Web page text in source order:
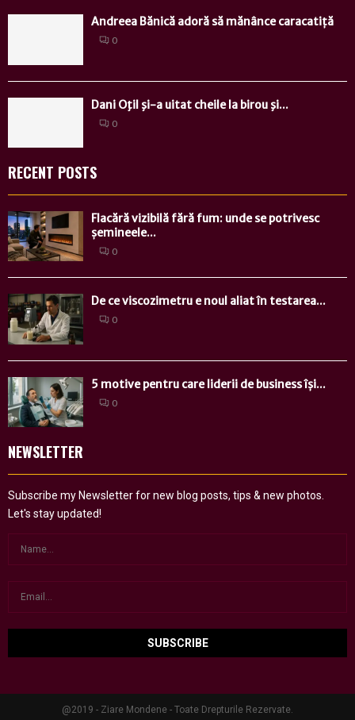
Andreea Bănică adoră să mănânce caracatiță
0
Dani Oţil şi-a uitat cheile la birou şi...
0
RECENT POSTS
Flacără vizibilă fără fum: unde se potrivesc
șemineele...
0
De ce viscozimetru e noul aliat în testarea...
0
5 motive pentru care liderii de business își...
0
NEWSLETTER
Subscribe my Newsletter for new blog posts, tips & new photos.
Let's stay updated!
@2019 - Ziare Mondene - Toate Drepturile Rezervate.